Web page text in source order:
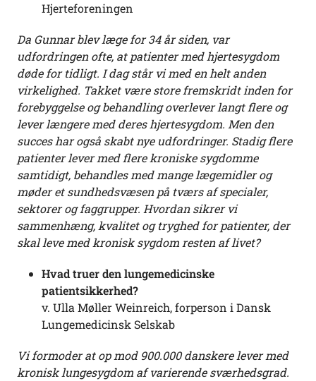
Hjerteforeningen
Da Gunnar blev læge for 34 år siden, var
udfordringen ofte, at patienter med hjertesygdom
døde for tidligt. I dag står vi med en helt anden
virkelighed. Takket være store fremskridt inden for
forebyggelse og behandling overlever langt flere og
lever længere med deres hjertesygdom. Men den
succes har også skabt nye udfordringer. Stadig flere
patienter lever med flere kroniske sygdomme
samtidigt, behandles med mange lægemidler og
møder et sundhedsvæsen på tværs af specialer,
sektorer og faggrupper. Hvordan sikrer vi
sammenhæng, kvalitet og tryghed for patienter, der
skal leve med kronisk sygdom resten af livet?
Hvad truer den lungemedicinske
patientsikkerhed?
v. Ulla Møller Weinreich, forperson i Dansk
Lungemedicinsk Selskab
Vi formoder at op mod 900.000 danskere lever med
kronisk lungesygdom af varierende sværhedsgrad.